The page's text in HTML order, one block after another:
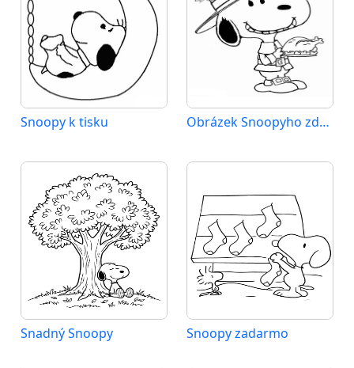
Snoopy k tisku Obrázek Snoopyho zdarma
Snadný Snoopy Snoopy zadarmo